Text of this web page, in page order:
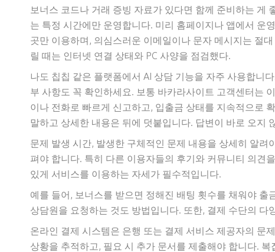
보너스 코드나 거래 증빙 자료가 있다면 함께 준비하는 게
는 특정 시간에만 운영합니다. 미리 홈페이지나 앱에서 운
곳만 이용하며, 의심스러운 이메일이나 문자 메시지는 절
릴 때는 인터넷 연결 상태와 PC 사양을 점검했다.
나도 칩칩 같은 플랫폼에서 AI 상담 기능을 자주 사용합니
부 사항도 꼭 확인하세요. 보통 바카라사이트 고객센터는
이나 전화로 빠르게 신고하고, 입출금 상태를 지속적으로
말하고 상세한 내용은 뒤에 덧붙입니다. 답변이 바로 오지
문제 발생 시간, 발생한 구체적인 문제 내용을 상세히 알
펴야 합니다. 특히 다른 이용자들의 후기와 커뮤니티 의견
있게 서비스를 이용하는 자세가 필수적입니다.
예를 들어, 보너스를 받으면 정해진 배팅 횟수를 채워야
상담원을 요청하는 것도 방법입니다. 또한, 결제 수단의 다
온라인 결제 시스템은 은행 또는 결제 서비스 제공자의 문
상황을 추적하고, 필요 시 추가 문서를 제출해야 합니다.